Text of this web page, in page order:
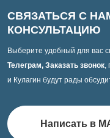
СВЯЗАТЬСЯ С
КОНСУЛЬТАЦИЮ
Выберите удобный для вас
Телеграм, Заказать звонок,
и Кулагин будут рады
Написать в